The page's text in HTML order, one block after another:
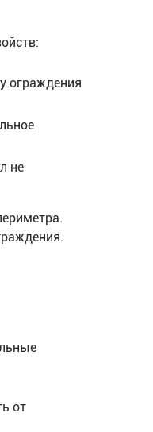
ограждения
не
от